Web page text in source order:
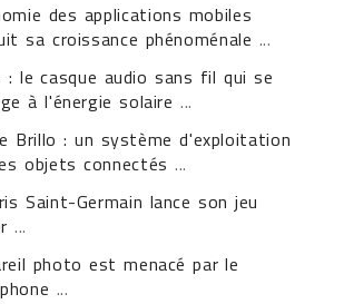
des applications mobiles
sa croissance phénoménale ...
: le casque audio sans fil qui se
à l'énergie solaire ...
Brillo : un système d'exploitation
objets connectés ...
Saint-Germain lance son jeu
...
photo est menacé par le
...